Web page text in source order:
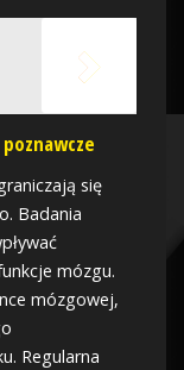
się
Badania
mózgu.
mózgowej,
Regularna